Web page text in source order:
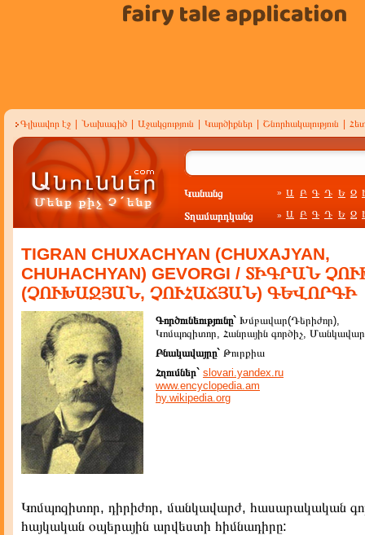
Գլխավոր էջ Նախագիծ Աջակցություն Կարծիքներ Շնորհակալություն
Կանանց » Ա Բ Գ Դ Ե Զ
Տղամարդկանց » Ա Բ Գ Դ Ե Զ
TIGRAN CHUXACHYAN (CHUXAJYAN,
CHUHACHYAN) GEVORGI / ՏԻԳՐԱՆ
(ՉՈՒԽԱՋՅԱՆ, ՉՈՒՀԱՃՅԱՆ) ԳԵՎՈՐԳԻ
Գործունեությունը` Խմբավար(Դերիժոր),
Կոմպոզիտոր, Հանրային գործիչ,
Բնակավայրը` Թուրքիա
Հղումներ` slovari.yandex.ru
www.encyclopedia.am
hy.wikipedia.org
Կոմպոզիտոր, դիրիժոր, մանկավարժ, հասարակական
հայկական օպերային արվեստի հիմնադիրը: